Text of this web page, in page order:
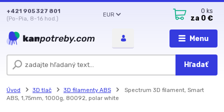
Menu
EUR
Hľadať
+421 905 327 801
(Po-Pia, 8-16 hod.)
0 ks
za 0 €
Úvod 3D tlač 3D filamenty ABS
Spectrum 3D filament, Smart
ABS, 1,75mm, 1000g, 80092, polar white